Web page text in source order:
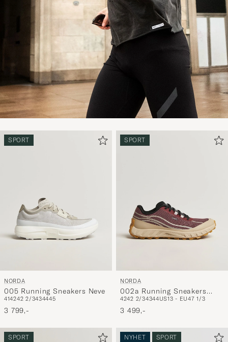
SPORT
NORDA
005 Running Sneakers Neve
414242 2/3434445
3 799,-
SPORT
NORDA
002a Running Sneakers
Amaranth
4242 2/34344US13 - EU47 1/3
3 499,-
SPORT NYHET SPORT